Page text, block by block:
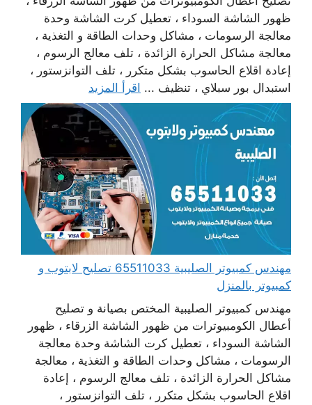
ظهور الشاشة السوداء ، تعطيل كرت الشاشة وحدة
معالجة الرسومات ، مشاكل وحدات الطاقة و التغذية ،
معالجة مشاكل الحرارة الزائدة ، تلف معالج الرسوم ،
إعادة اقلاع الحاسوب بشكل متكرر ، تلف التوانزستور ،
استبدال بور سبلاي ، تنظيف ... اقرأ المزيد
مهندس كمبيوتر الصليبية 65511033 تصليح لابتوب و
كمبيوتر بالمنزل
مهندس كمبيوتر الصليبية المختص بصيانة و تصليح
أعطال الكومبيوترات من ظهور الشاشة الزرقاء ، ظهور
الشاشة السوداء ، تعطيل كرت الشاشة وحدة معالجة
الرسومات ، مشاكل وحدات الطاقة و التغذية ، معالجة
مشاكل الحرارة الزائدة ، تلف معالج الرسوم ، إعادة
اقلاع الحاسوب بشكل متكرر ، تلف التوانزستور ،